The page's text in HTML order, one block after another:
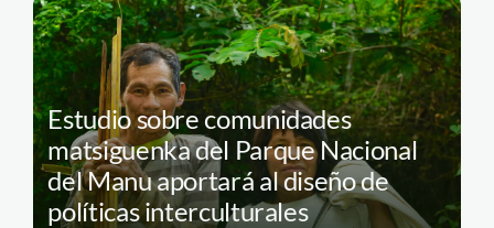
Estudio sobre comunidades
matsiguenka del Parque Nacional
del Manu aportará al diseño de
políticas interculturales